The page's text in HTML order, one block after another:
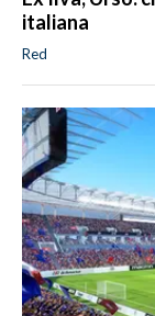
italiana
Red